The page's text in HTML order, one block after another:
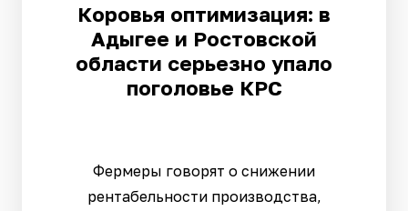
Коровья оптимизация: в
Адыгее и Ростовской
области серьезно упало
поголовье КРС
Фермеры говорят о снижении
рентабельности производства,